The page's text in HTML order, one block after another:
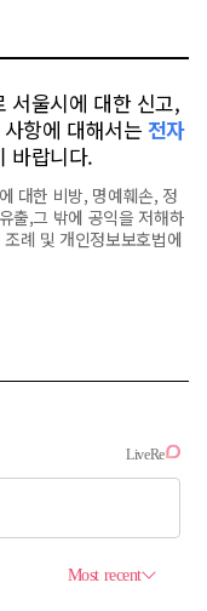
서울시에 대한 신고,
항에 대해서는 전자
바랍니다.
대한 비방, 명예훼손, 정
출,그 밖에 공익을 저해하
례 및 개인정보보호법에